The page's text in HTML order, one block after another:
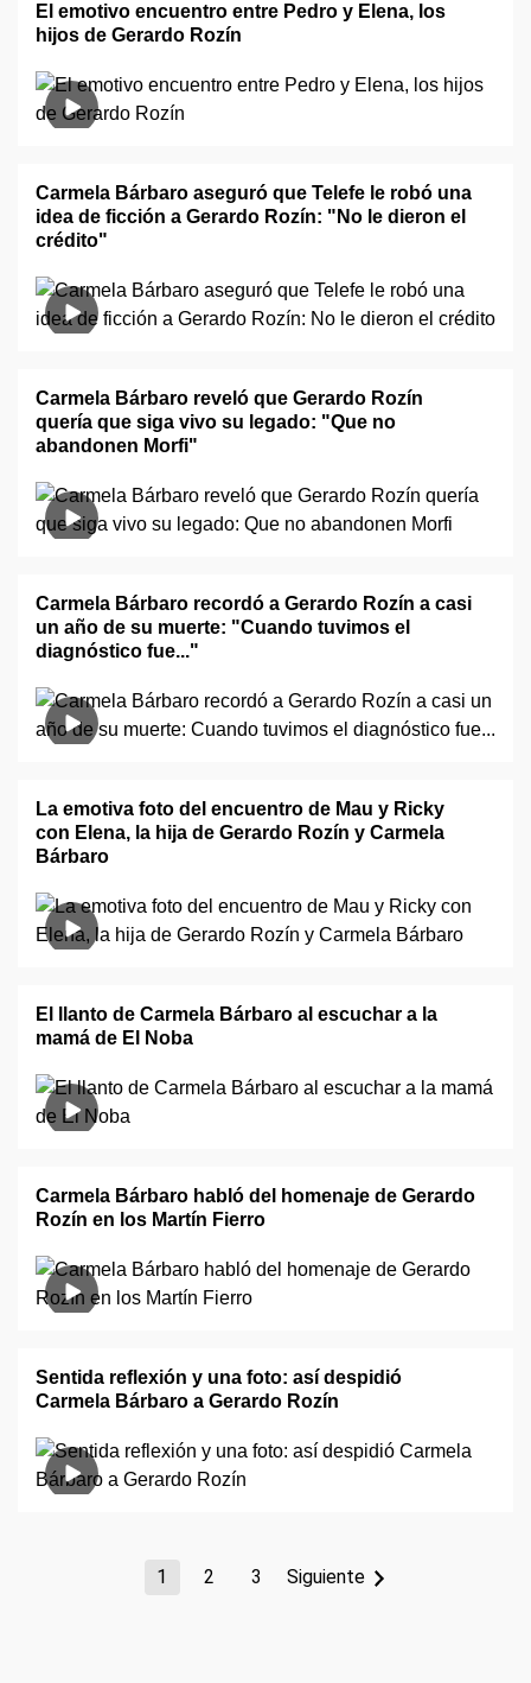
El emotivo encuentro entre Pedro y Elena, los
hijos de Gerardo Rozín
Carmela Bárbaro aseguró que Telefe le robó una
idea de ficción a Gerardo Rozín: "No le dieron el
crédito"
Carmela Bárbaro reveló que Gerardo Rozín
quería que siga vivo su legado: "Que no
abandonen Morfi"
Carmela Bárbaro recordó a Gerardo Rozín a casi
un año de su muerte: "Cuando tuvimos el
diagnóstico fue..."
La emotiva foto del encuentro de Mau y Ricky
con Elena, la hija de Gerardo Rozín y Carmela
Bárbaro
El llanto de Carmela Bárbaro al escuchar a la
mamá de El Noba
Carmela Bárbaro habló del homenaje de Gerardo
Rozín en los Martín Fierro
Sentida reflexión y una foto: así despidió
Carmela Bárbaro a Gerardo Rozín
1 2 3 Siguiente